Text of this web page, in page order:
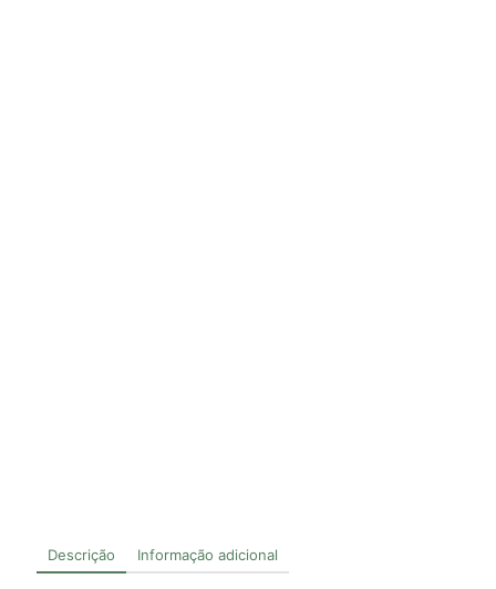
Descrição Informação adicional